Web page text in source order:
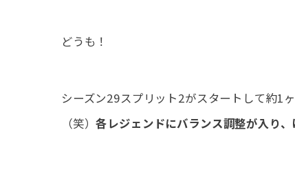
どうも！
シーズン29スプリット2がスタートして約1
（笑）各レジェンドにバランス調整が入り